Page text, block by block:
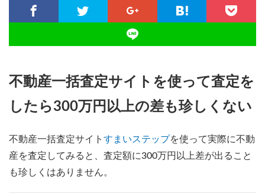
不動産一括査定サイトを使って査定を
したら300万円以上の差も珍しくない
不動産一括査定サイト すまいステップを使って実際に不動
産を査定してみると、査定額に300万円以上差が出ること
も珍しくはありません。